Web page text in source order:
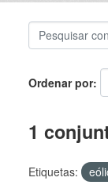
Ordenar por
1
Etiquetas: